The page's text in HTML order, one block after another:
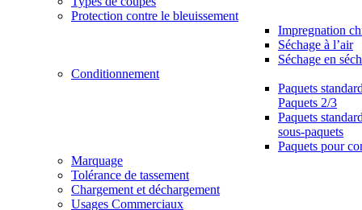
Protection contre le bleuissement
Impregnation
Séchage à l’air
Séchage en
Conditionnement
Paquets
Paquets 2/3
Paquets
sous-paquets
Paquets pour
Marquage
Tolérance de tassement
Chargement et déchargement
Usages Commerciaux